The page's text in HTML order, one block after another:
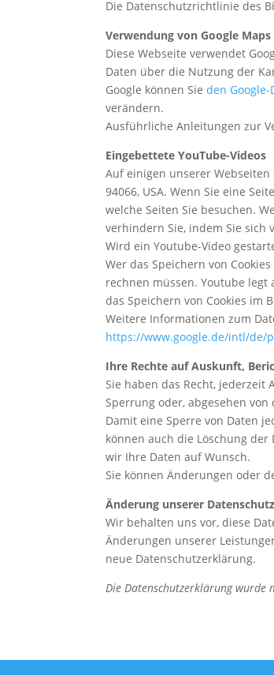
Die Datenschutzrichtlinie des
Verwendung von Google Maps
Diese Webseite verwendet
Daten über die Nutzung der
Google können Sieden
verändern.
Ausführliche Anleitungen zur
Eingebettete YouTube-Videos
Auf einigen unserer Webseiten
94066, USA. Wenn Sie eine
welche Seiten Sie besuchen.
verhindern Sie, indem Sie sich
Wird ein Youtube-Video
Wer das Speichern von
rechnen müssen. Youtube
das Speichern von Cookies im
Weitere Informationen zum
https://www.google.de/intl/de/
Ihre Rechte auf Auskunft,
Sie haben das Recht,
Sperrung oder, abgesehen
Damit eine Sperre von Daten
können auch die Löschung
wir Ihre Daten auf Wunsch.
Sie können Änderungen oder
Änderung unserer
Wir behalten uns vor, diese
Änderungen unserer
neue Datenschutzerklärung.
Die Datenschutzerklärung wurde